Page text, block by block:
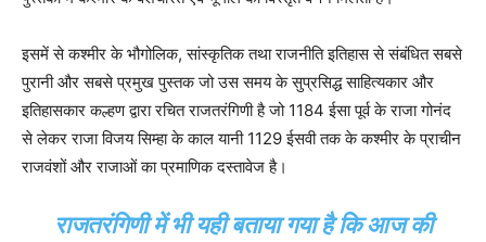
इसमें से कश्मीर के भौगोलिक, सांस्कृतिक तथा राजनीति इतिहास से संबंधित सबसे
पुरानी और सबसे प्रमुख पुस्तक जो उस समय के सुप्रसिद्ध साहित्यकार और
इतिहासकार कल्हण द्वारा रचित राजतरंगिणी है जो 1184 ईसा पूर्व के राजा गोनंद
से लेकर राजा विजय सिम्हा के काल यानी 1129 ईसवी तक के कश्मीर के प्राचीन
राजवंशों और राजाओं का प्रमाणिक दस्तावेज है।
राजतरंगिणी में भी यही बताया गया है कि आज की